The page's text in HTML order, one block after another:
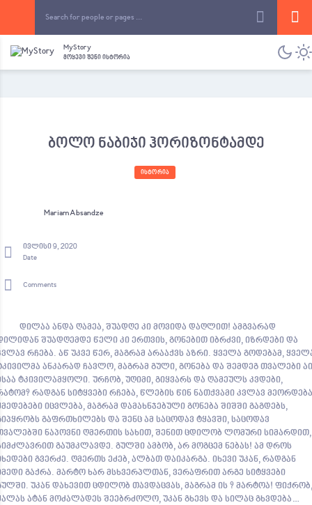
MyStory
მოყევი შენი ისტორია
ბოლო ნაბიჯი ჰორიზონტამდე
ᲘᲡᲢᲝᲠᲘᲐ
Mariam Absandze
ივლისი 9, 2020
Date
Comments
ანდა ღამეა, შუადღე კი მოვიდა დაღლით! ამგვარად
შუადღემდე წელი კი ერთვის, გონებით იბრძვი, იზრდები და
რჩება. აწ უკვე წერ, მაგრამ არააქვს აზრი. ყველა გოდებამ,
ანკარად ჩავლო, მაგრამ გული, გონება და შემდეგ თვალები აი
ტკივილამყოლი. ურჩობ, უღიმი, გიყვარს და ღამეულს კვდები,
რადგან სიტყვები რჩება, წლების წინ ნათქვამი კვლავ
იცვლება, მაგრამ დამახნჯებული გონება შიშში გაგდებს,
გაფრთხილებს და შენც ამ საცოდავ ტყავში, საცოდავ
ნაპოვნი ღმერთის სახით, შენით ცდილობ ლომური სიმარდით,
გაუმკლავდე. გულში ამბობ, არ მოგცემ ნებას! ამ დროს
გვერძე. ღმერთს ეძებ, ალბათ დაიკარგა. იხევი უკან, რადგან
გაქრა. მარტო ხარ მსხვერპლთან, ვერაფრით არგე სიტყვები
უკან დახევით ცდილობ თავდაცვას, მაგრამ ის ? მარტოა! ფიქრობ,
ატან მოძალადეს შეებრძოლო, უკან გხევს და სილაც გხვდება…